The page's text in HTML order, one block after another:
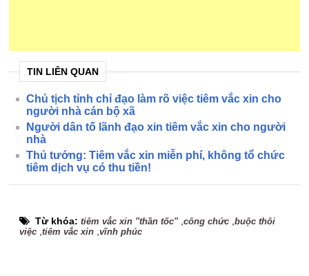
TIN LIÊN QUAN
Chủ tịch tỉnh chỉ đạo làm rõ việc tiêm vắc xin cho
người nhà cán bộ xã
Người dân tố lãnh đạo xin tiêm vắc xin cho người
nhà
Thủ tướng: Tiêm vắc xin miễn phí, không tổ chức
tiêm dịch vụ có thu tiền!
Từ khóa:tiêm vắc xin "thần tốc",công chức ,buộc thôi
việc ,tiêm vắc xin ,vĩnh phúc